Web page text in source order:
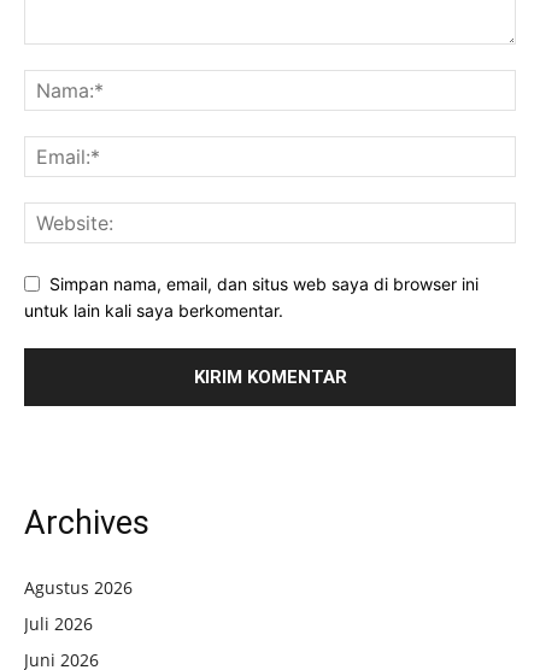
Simpan nama, email, dan situs web saya di browser ini
untuk lain kali saya berkomentar.
Archives
Agustus 2026
Juli 2026
Juni 2026